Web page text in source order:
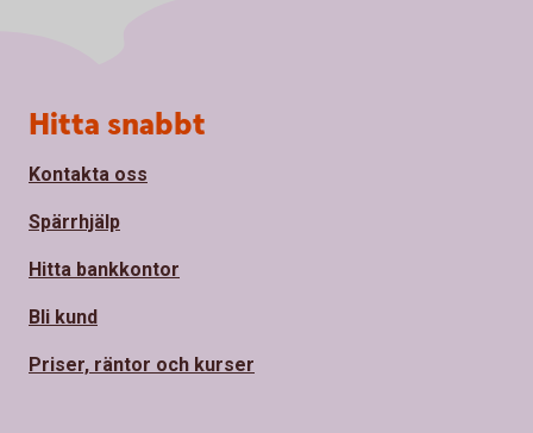
Sidfot
Hitta snabbt
Kontakta oss
Spärrhjälp
Hitta bankkontor
Bli kund
Priser, räntor och kurser